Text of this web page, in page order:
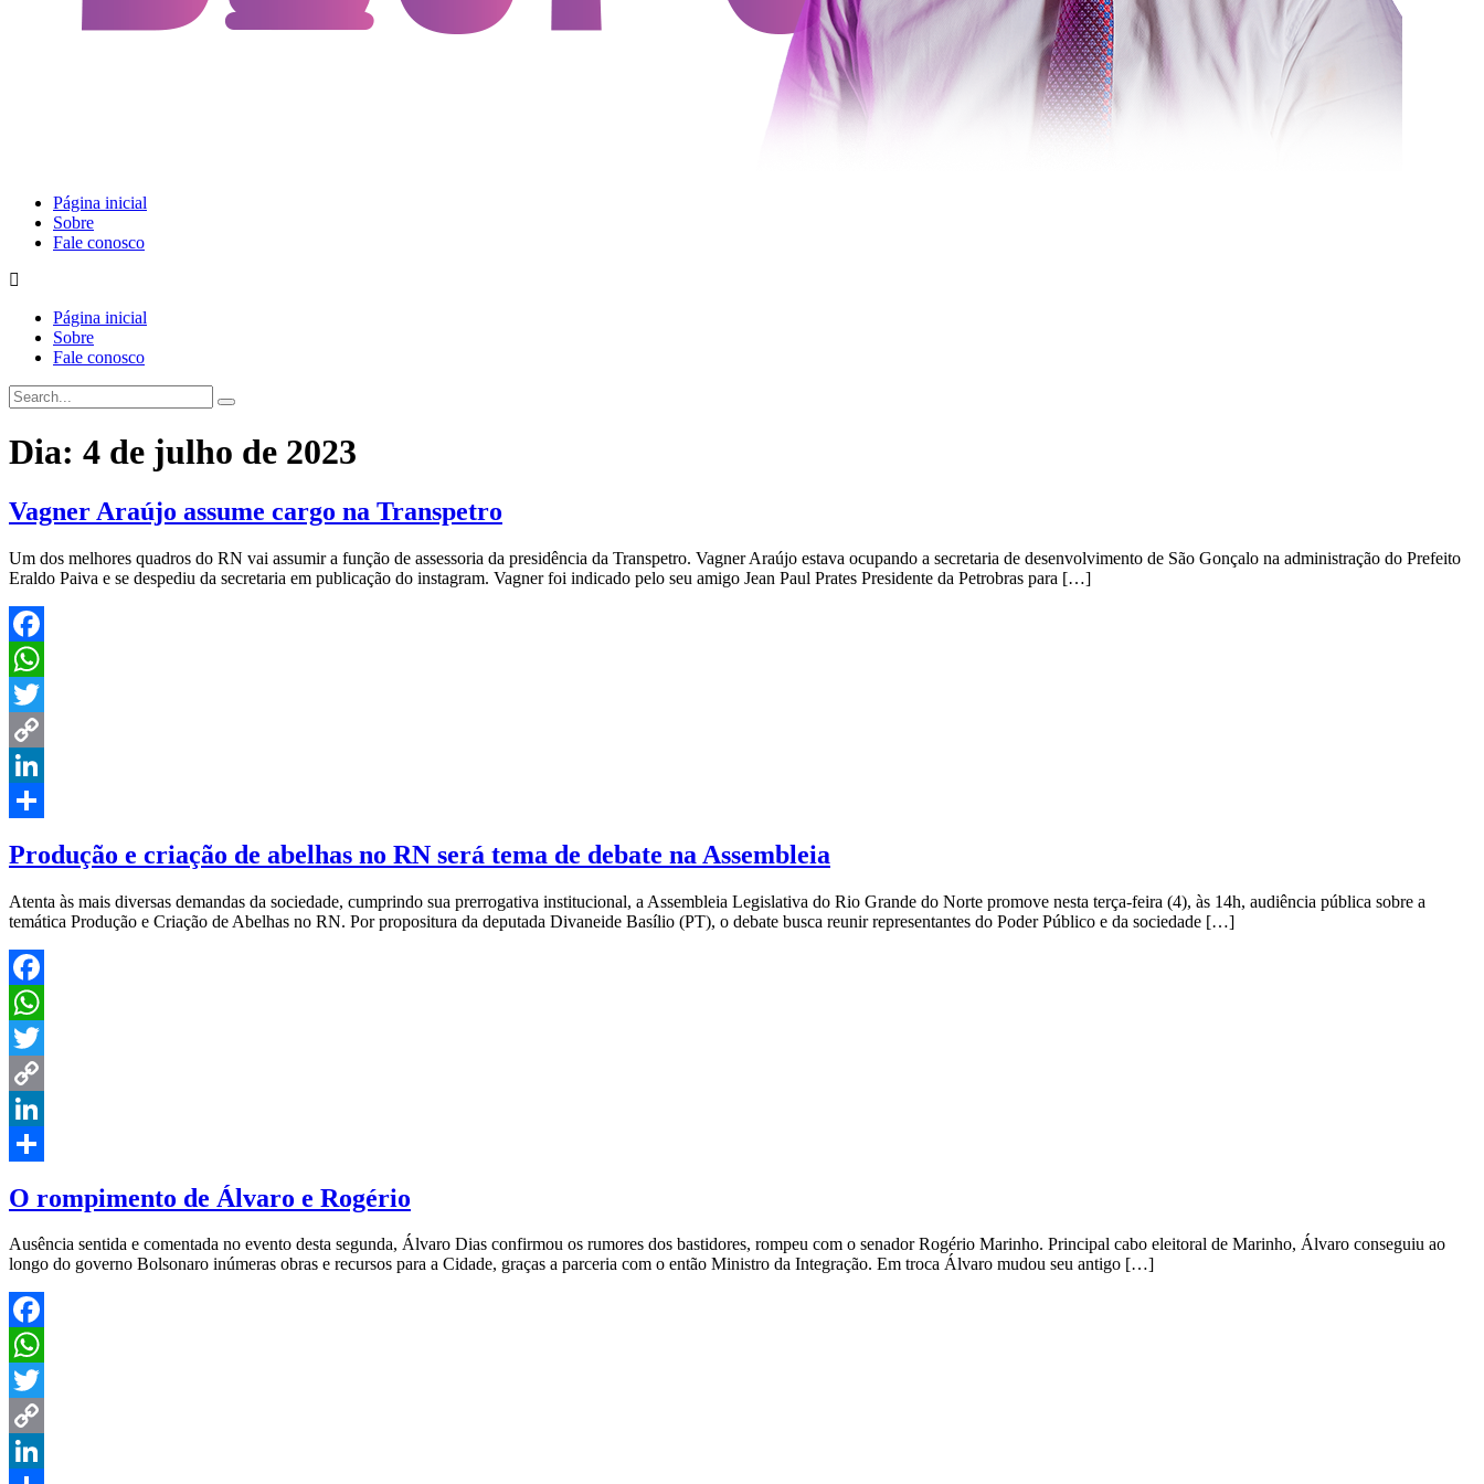
Página inicial
Sobre
Fale conosco
Página inicial
Sobre
Fale conosco
Dia: 4 de julho de 2023
Vagner Araújo assume cargo na Transpetro
Um dos melhores quadros do RN vai assumir a função de assessoria da presidência da Transpetro. Vagner Araújo estava ocupando a secretaria de desenvolvimento de São Gonçalo na administração do Prefeito
Eraldo Paiva e se despediu da secretaria em publicação do instagram. Vagner foi indicado pelo seu amigo Jean Paul Prates Presidente da Petrobras para […]
Facebook
WhatsApp
Twitter
Copy
Link
LinkedIn
Produção e criação de abelhas no RN será tema de debate na Assembleia
Atenta às mais diversas demandas da sociedade, cumprindo sua prerrogativa institucional, a Assembleia Legislativa do Rio Grande do Norte promove nesta terça-feira (4), às 14h, audiência pública sobre a
temática Produção e Criação de Abelhas no RN. Por propositura da deputada Divaneide Basílio (PT), o debate busca reunir representantes do Poder Público e da sociedade […]
Facebook
WhatsApp
Twitter
Copy
Link
LinkedIn
O rompimento de Álvaro e Rogério
Ausência sentida e comentada no evento desta segunda, Álvaro Dias confirmou os rumores dos bastidores, rompeu com o senador Rogério Marinho. Principal cabo eleitoral de Marinho, Álvaro conseguiu ao
longo do governo Bolsonaro inúmeras obras e recursos para a Cidade, graças a parceria com o então Ministro da Integração. Em troca Álvaro mudou seu antigo […]
Facebook
WhatsApp
Twitter
Copy